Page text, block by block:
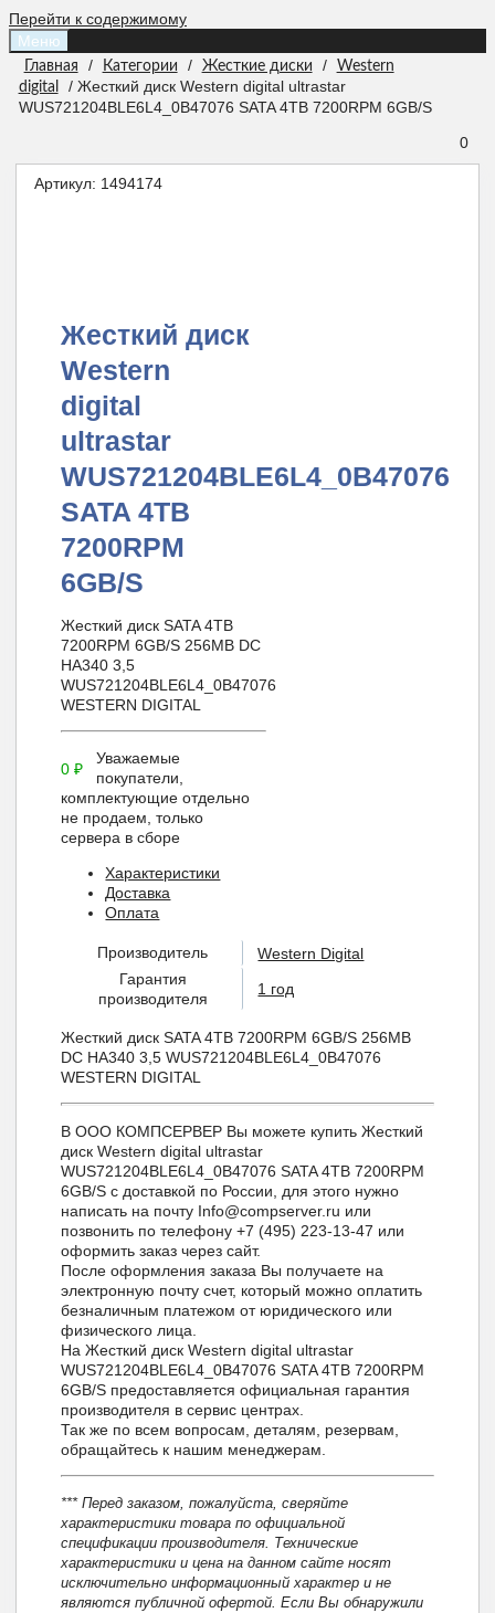
Перейти к содержимому
Меню
Главная / Категории / Жесткие диски /
Western
digital
/ Жесткий диск Western digital ultrastar
WUS721204BLE6L4_0B47076 SATA 4TB 7200RPM 6GB/S
0
Артикул: 1494174
Жесткий диск
Western
digital
ultrastar
WUS721204BLE6L4_0B47076
SATA 4TB
7200RPM
6GB/S
Жесткий диск SATA 4TB
7200RPM 6GB/S 256MB DC
HA340 3,5
WUS721204BLE6L4_0B47076
WESTERN DIGITAL
0₽
Уважаемые
покупатели,
комплектующие отдельно
не продаем, только
сервера в сборе
Характеристики
Доставка
Оплата
Производитель
Western Digital
Гарантия
производителя
1 год
Жесткий диск SATA 4TB 7200RPM 6GB/S 256MB
DC HA340 3,5 WUS721204BLE6L4_0B47076
WESTERN DIGITAL
В ООО КОМПСЕРВЕР Вы можете купить Жесткий
диск Western digital ultrastar
WUS721204BLE6L4_0B47076 SATA 4TB 7200RPM
6GB/S с доставкой по России, для этого нужно
написать на почту Info@compserver.ru или
позвонить по телефону +7 (495) 223-13-47 или
оформить заказ через сайт.
После оформления заказа Вы получаете на
электронную почту счет, который можно оплатить
безналичным платежом от юридического или
физического лица.
На Жесткий диск Western digital ultrastar
WUS721204BLE6L4_0B47076 SATA 4TB 7200RPM
6GB/S предоставляется официальная гарантия
производителя в сервис центрах.
Так же по всем вопросам, деталям, резервам,
обращайтесь к нашим менеджерам.
*** Перед заказом, пожалуйста, сверяйте
характеристики товара по официальной
спецификации производителя. Технические
характеристики и цена на данном сайте носят
исключительно информационный характер и не
являются публичной офертой. Если Вы обнаружили